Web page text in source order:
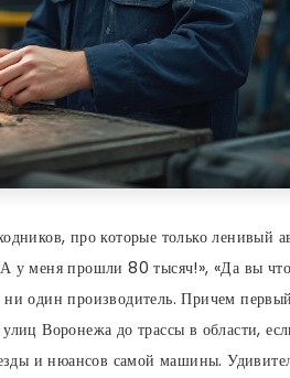
про которые только ленивый
у меня прошли 80 тысяч!», «Да вы
один производитель. Причем
Воронежа до трассы в области,
и нюансов самой машины.